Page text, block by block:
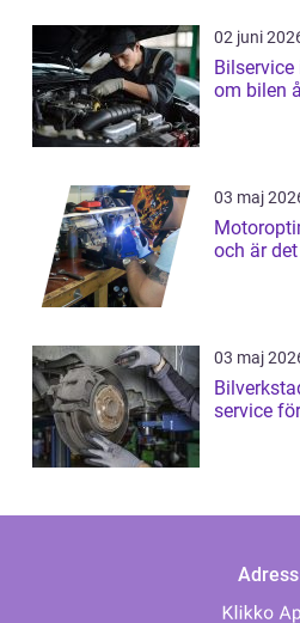
02 juni
Bilservice i
om bilen
03 maj
Motoroptimering
och är
03 maj
Bilverkstad luleå
service
Adress